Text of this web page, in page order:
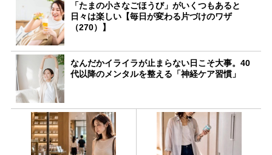
「たまの小さなごほうび」がいくつもあると
日々は楽しい【毎日が変わる片づけのワザ
（270）】
なんだかイライラが止まらない日こそ大事。40
代以降のメンタルを整える「神経ケア習慣」